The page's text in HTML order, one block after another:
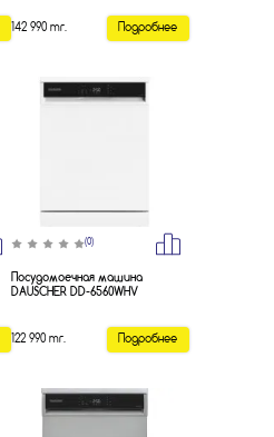
142 990 тг. Подробнее
(0)
Посудомоечная машина
DAUSCHER DD-6560WHV
122 990 тг. Подробнее